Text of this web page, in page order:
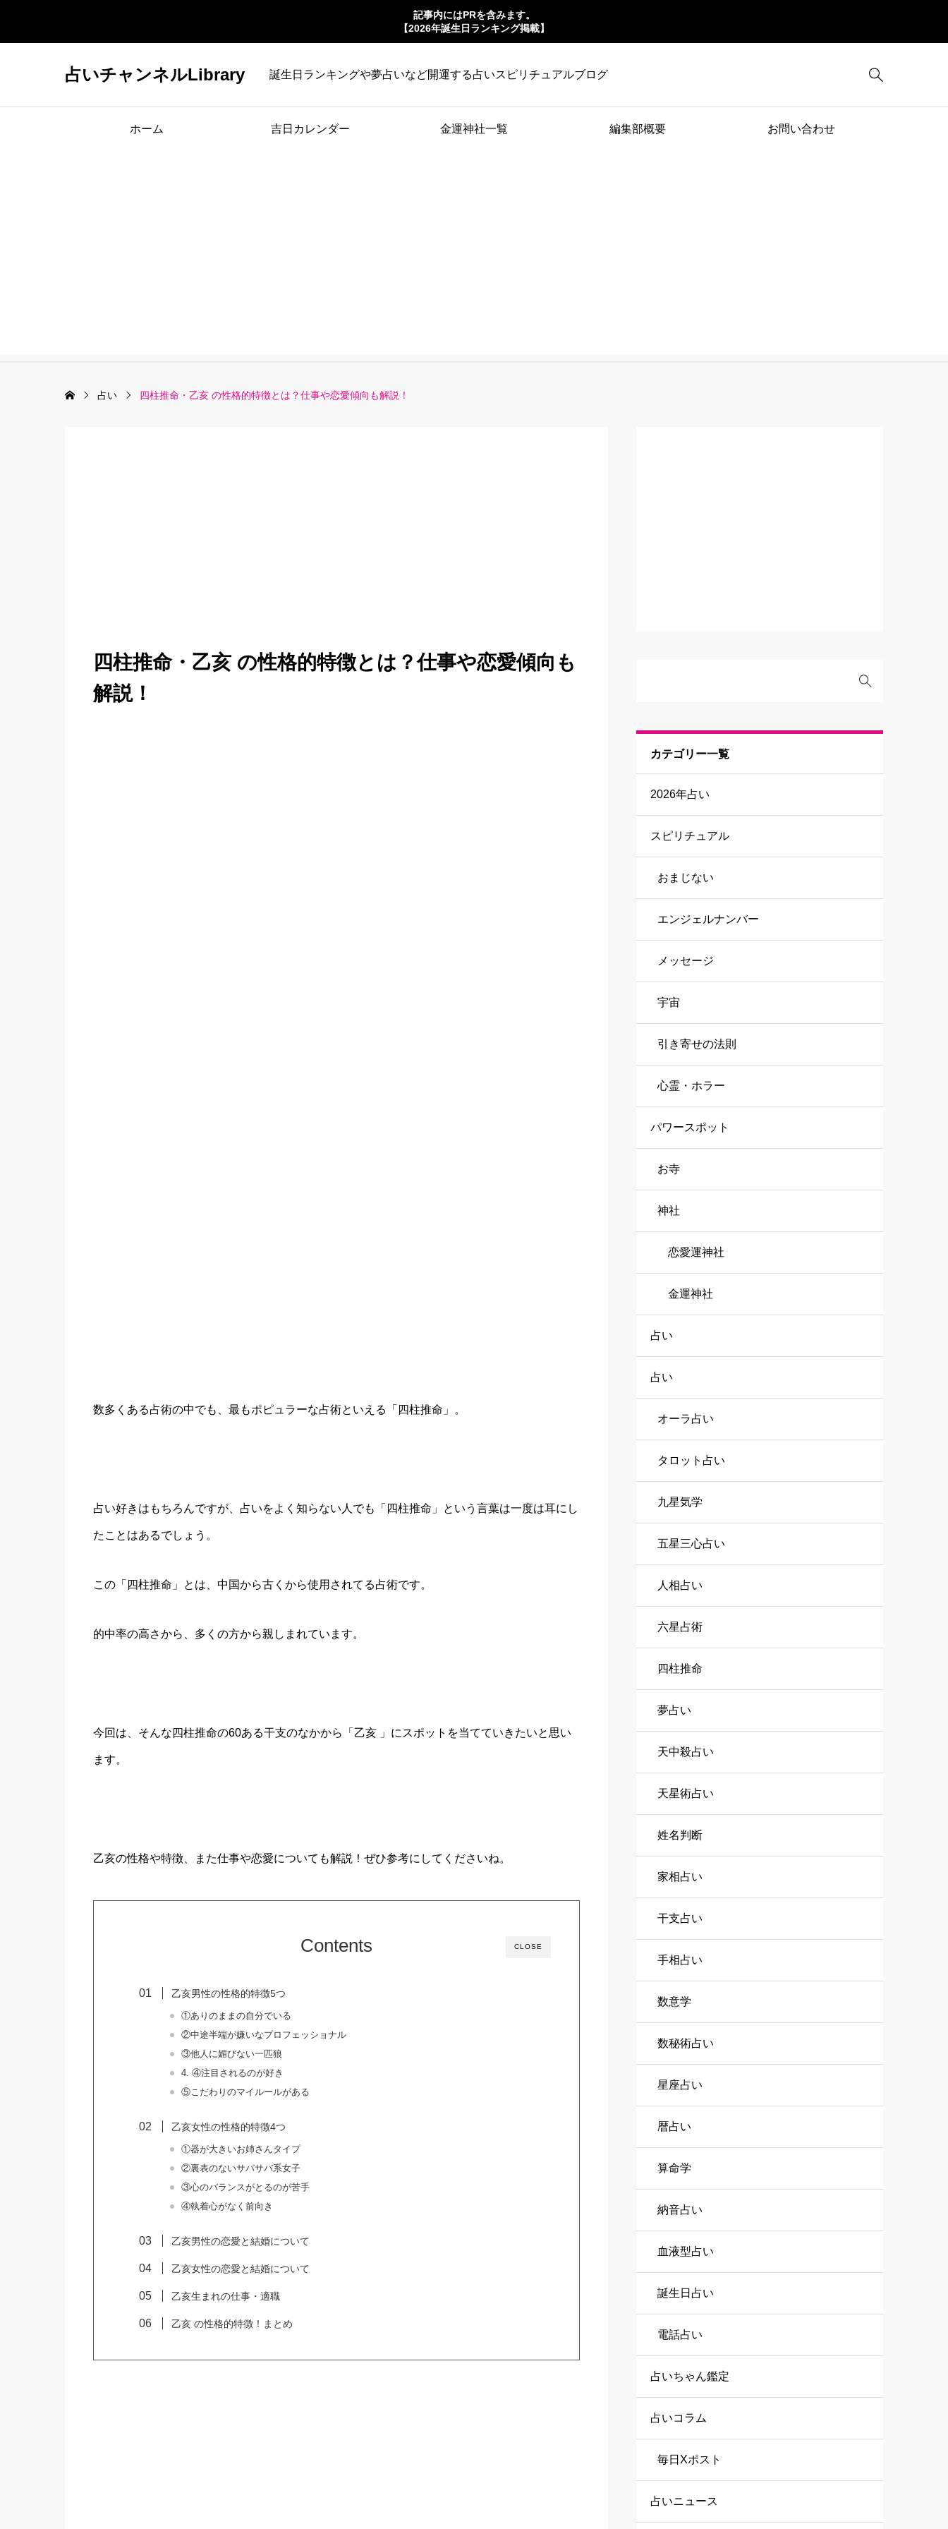
記事内にはPRを含みます。
【2026年誕生日ランキング掲載】
占いチャンネルLibrary 誕生日ランキングや夢占いなど開運する占いスピリチュアルブログ 
ホーム 吉日カレンダー 金運神社一覧 編集部概要 お問い合わせ
占い 四柱推命・乙亥 の性格的特徴とは？仕事や恋愛傾向も解説！
四柱推命・乙亥 の性格的特徴とは？仕事や恋愛傾向も
解説！
数多くある占術の中でも、最もポピュラーな占術といえる「四柱推命」。
占い好きはもちろんですが、占いをよく知らない人でも「四柱推命」という言葉は一度は耳にし
たことはあるでしょう。
この「四柱推命」とは、中国から古くから使用されてる占術です。
的中率の高さから、多くの方から親しまれています。
今回は、そんな四柱推命の60ある干支のなかから「乙亥 」にスポットを当てていきたいと思い
ます。
乙亥の性格や特徴、また仕事や恋愛についても解説！ぜひ参考にしてくださいね。
CLOSE
Contents
乙亥男性の性格的特徴5つ
①ありのままの自分でいる
②中途半端が嫌いなプロフェッショナル
③他人に媚びない一匹狼
4. ④注目されるのが好き
⑤こだわりのマイルールがある
乙亥女性の性格的特徴4つ
①器が大きいお姉さんタイプ
②裏表のないサバサバ系女子
③心のバランスがとるのが苦手
④執着心がなく前向き
乙亥男性の恋愛と結婚について
乙亥女性の恋愛と結婚について
乙亥生まれの仕事・適職
乙亥 の性格的特徴！まとめ
カテゴリー一覧
2026年占い
スピリチュアル
おまじない
エンジェルナンバー
メッセージ
宇宙
引き寄せの法則
心霊・ホラー
パワースポット
お寺
神社
恋愛運神社
金運神社
占い
占い
オーラ占い
タロット占い
九星気学
五星三心占い
人相占い
六星占術
四柱推命
夢占い
天中殺占い
天星術占い
姓名判断
家相占い
干支占い
手相占い
数意学
数秘術占い
星座占い
暦占い
算命学
納音占い
血液型占い
誕生日占い
電話占い
占いちゃん鑑定
占いコラム
毎日Xポスト
占いニュース